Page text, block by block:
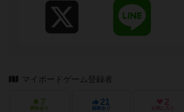
マイボードゲーム登録者
7
興味あり
21
経験あり
2
お気に入り